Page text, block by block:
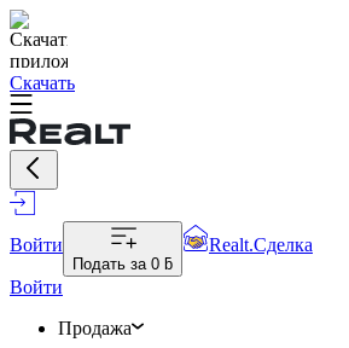
Скачать
Войти
Подать за 0 ƃ
Realt.Сделка
Войти
Продажа